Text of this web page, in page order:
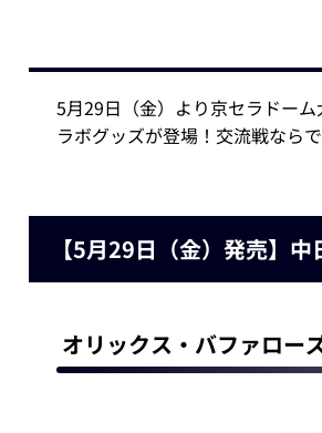
5月29日（金）より京セラドー
ラボグッズが登場！交流戦なら
【5月29日（金）発売】
オリックス・バファロー